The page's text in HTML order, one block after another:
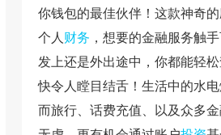
你钱包的最佳伙伴！这款神奇
个人 财务 ，想要的金融服务触
发上还是外出途中，你都能轻
快令人瞠目结舌！生活中的水
而旅行、话费充值、以及众多金